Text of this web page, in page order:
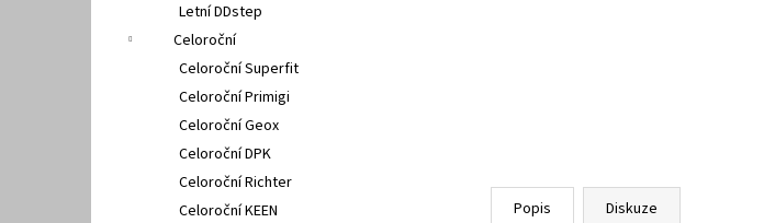
Letní DDstep
Celoroční
Celoroční Superfit
Celoroční Primigi
Celoroční Geox
Celoroční DPK
Celoroční Richter
Celoroční KEEN
Popis Diskuze